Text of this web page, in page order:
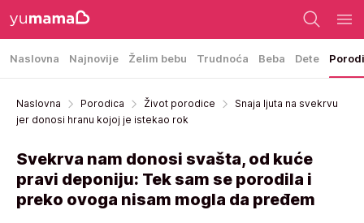
Naslovna Najnovije Želim bebu Trudnoća Beba Dete
Naslovna Porodica Život porodice
Snaja ljuta na svekrvu
jer donosi hranu kojoj je istekao rok
Svekrva nam donosi svašta, od kuće
pravi deponiju: Tek sam se porodila i
preko ovoga nisam mogla da pređem